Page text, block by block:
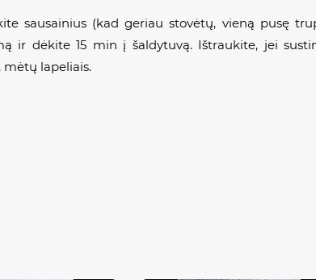
sausainius (kad geriau stovėtų, vieną pusę
ir dėkite 15 min į šaldytuvą. Ištraukite, jei
mėtų lapeliais.